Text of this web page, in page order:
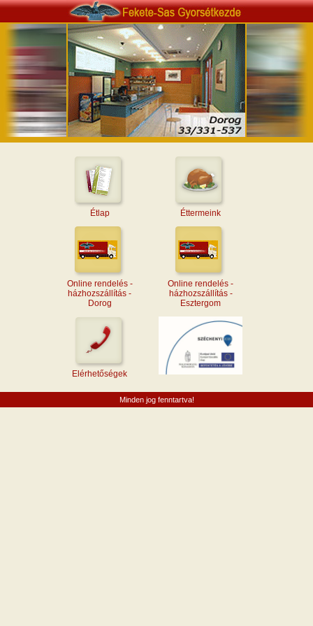
Étlap Éttermeink
Online rendelés -
házhozszállítás -
Dorog
Online rendelés -
házhozszállítás -
Esztergom
Elérhetőségek
Minden jog fenntartva!